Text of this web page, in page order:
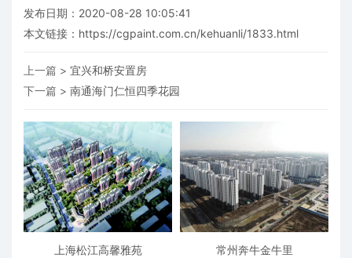
发布日期：2020-08-28 10:05:41
本文链接： https://cgpaint.com.cn/kehuanli/1833.html
上一篇 > 宜兴和桥安置房
下一篇 > 南通海门仁恒四季花园
上海松江高馨雅苑 常州奔牛金牛里